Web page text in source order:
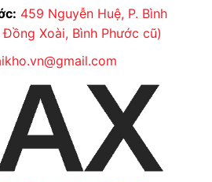
giá sỉ 6.xxxK tại kho
459 Nguyễn Huệ, P. Bình
Xoài, Bình Phước cũ)